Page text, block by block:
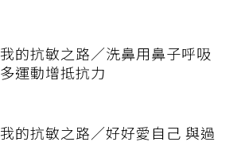
我的抗敏之路／洗鼻用鼻子呼吸
多運動增抵抗力
我的抗敏之路／好好愛自己 與過